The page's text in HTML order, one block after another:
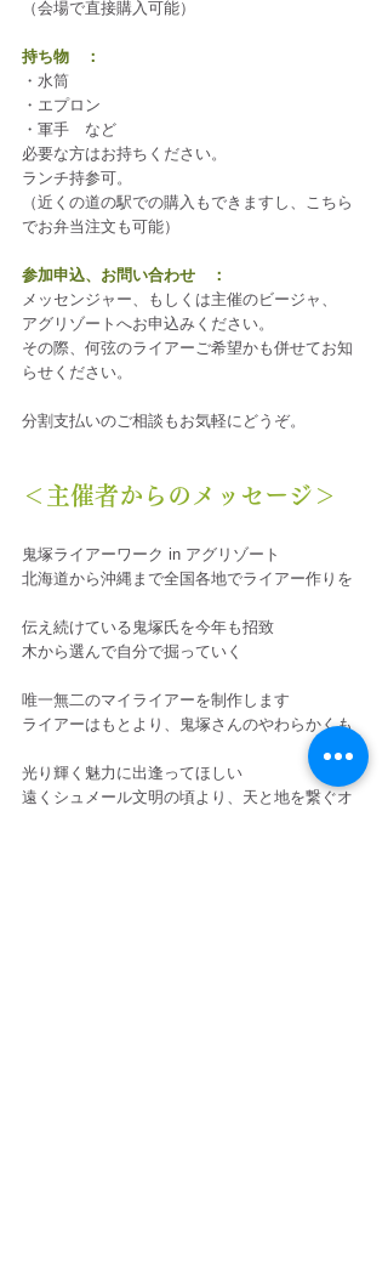
（会場で直接購入可能）
持ち物　：
・水筒
・エプロン
・軍手　など
必要な方はお持ちください。
ランチ持参可。
（近くの道の駅での購入もできますし、こちら
でお弁当注文も可能）
参加申込、お問い合わせ　：
メッセンジャー、もしくは主催のビージャ、
アグリゾートへお申込みください。
その際、何弦のライアーご希望かも併せてお知
らせください。
分割支払いのご相談もお気軽にどうぞ。
＜主催者からのメッセージ＞
鬼塚ライアーワーク in アグリゾート
北海道から沖縄まで全国各地でライアー作りを
伝え続けている鬼塚氏を今年も招致
木から選んで自分で掘っていく
唯一無二のマイライアーを制作します
ライアーはもとより、鬼塚さんのやわらかくも
光り輝く魅力に出逢ってほしい
遠くシュメール文明の頃より、天と地を繋ぐオ